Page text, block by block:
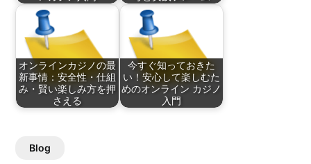
オンラインカジノの最
新事情：安全性・仕組
み・賢い楽しみ方を押
さえる
今すぐ知っておきた
い！安心して楽しむた
めのオンライン カジノ
入門
Blog